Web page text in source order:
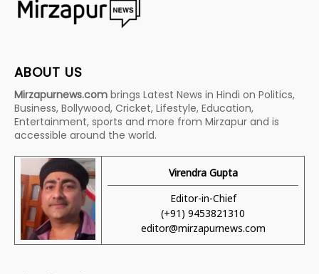
ABOUT US
Mirzapurnews.com brings Latest News in Hindi on Politics,
Business, Bollywood, Cricket, Lifestyle, Education,
Entertainment, sports and more from Mirzapur and is
accessible around the world.
Virendra Gupta
Editor-in-Chief
(+91) 9453821310
editor@mirzapurnews.com